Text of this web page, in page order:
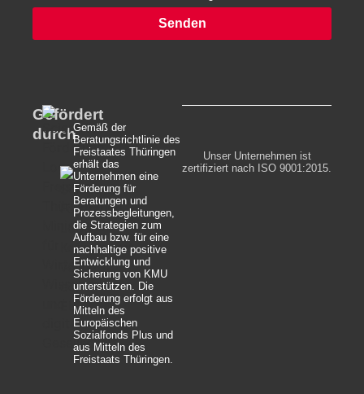
Senden
Gefördert
durchGemäß der
Beratungsrichtlinie des
Freistaates Thüringen
erhält das
Unternehmen eine
Förderung für
Beratungen und
Prozessbegleitungen,
die Strategien zum
Aufbau bzw. für eine
nachhaltige positive
Entwicklung und
Sicherung von KMU
unterstützen. Die
Förderung erfolgt aus
Mitteln des
Europäischen
Sozialfonds Plus und
aus Mitteln des
Freistaats Thüringen.
Unser Unternehmen ist
zertifiziert nach ISO 9001:2015.